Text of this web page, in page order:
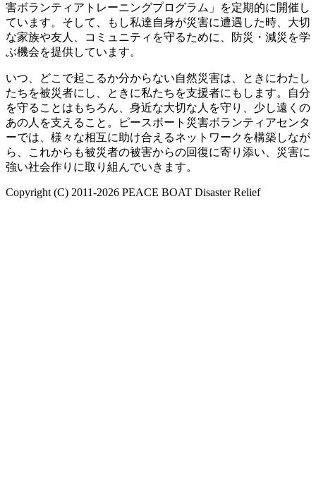
害ボランティアトレーニングプログラム」を定期的に開催し
ています。そして、もし私達自身が災害に遭遇した時、大切
な家族や友人、コミュニティを守るために、防災・減災を学
ぶ機会を提供しています。
いつ、どこで起こるか分からない自然災害は、ときにわたし
たちを被災者にし、ときに私たちを支援者にもします。自分
を守ることはもちろん、身近な大切な人を守り、少し遠くの
あの人を支えること。ピースボート災害ボランティアセンタ
ーでは、様々な相互に助け合えるネットワークを構築しなが
ら、これからも被災者の被害からの回復に寄り添い、災害に
強い社会作りに取り組んでいきます。
Copyright (C) 2011-2026 PEACE BOAT Disaster Relief